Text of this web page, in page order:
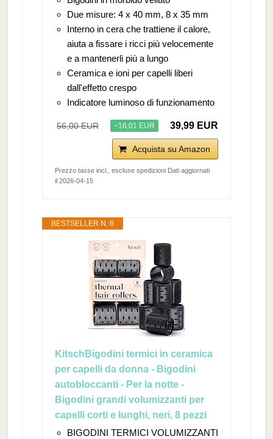
Due misure: 4 x 40 mm, 8 x 35 mm
Interno in cera che trattiene il calore,
aiuta a fissare i ricci più velocemente
e a mantenerli più a lungo
Ceramica e ioni per capelli liberi
dall'effetto crespo
Indicatore luminoso di funzionamento
56,00 EUR −16,01 EUR 39,99 EUR
Acquista su Amazon
Prezzo tasse incl., escluse spedizioni Dati aggiornati
il 2026-04-15
BESTSELLER N. 6
KitschBigodini termici in ceramica
per capelli da donna - Bigodini
autobloccanti - Per la notte -
Bigodini grandi volumizzanti per
capelli corti e lunghi, neri, 8 pezzi
BIGODINI TERMICI VOLUMIZZANTI